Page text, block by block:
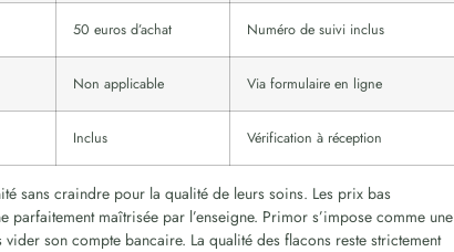
50 euros d’achat Numéro de suivi inclus
Non applicable Via formulaire en ligne
Inclus Vérification à réception
sans craindre pour la qualité de leurs soins. Les prix bas
maîtrisée par l’enseigne. Primor s’impose comme une
son compte bancaire. La qualité des flacons reste strictement